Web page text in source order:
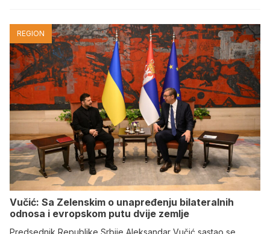
REGION
Vučić: Sa Zelenskim o unapređenju bilateralnih
odnosa i evropskom putu dvije zemlje
Predsednik Republike Srbije Aleksandar Vučić sastao se